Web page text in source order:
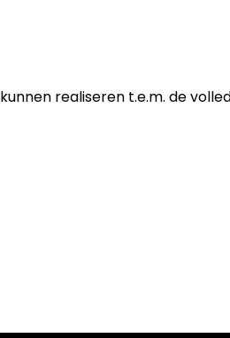
realiseren t.e.m. de